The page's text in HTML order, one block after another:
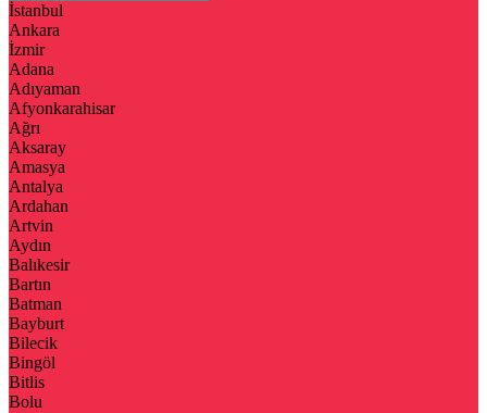
İstanbul
Ankara
İzmir
Adana
Adıyaman
Afyonkarahisar
Ağrı
Aksaray
Amasya
Antalya
Ardahan
Artvin
Aydın
Balıkesir
Bartın
Batman
Bayburt
Bilecik
Bingöl
Bitlis
Bolu